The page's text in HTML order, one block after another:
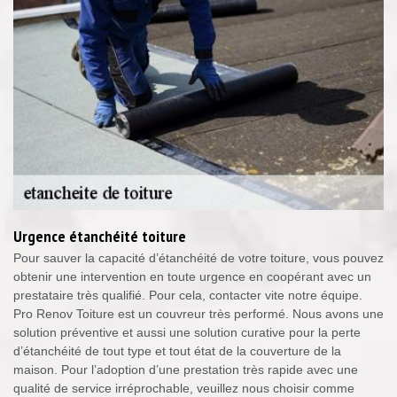
Urgence étanchéité toiture
Pour sauver la capacité d’étanchéité de votre toiture, vous pouvez
obtenir une intervention en toute urgence en coopérant avec un
prestataire très qualifié. Pour cela, contacter vite notre équipe.
Pro Renov Toiture est un couvreur très performé. Nous avons une
solution préventive et aussi une solution curative pour la perte
d’étanchéité de tout type et tout état de la couverture de la
maison. Pour l’adoption d’une prestation très rapide avec une
qualité de service irréprochable, veuillez nous choisir comme